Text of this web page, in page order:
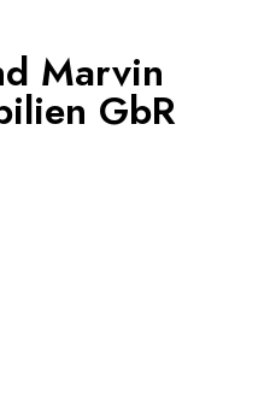
Marvin
GbR